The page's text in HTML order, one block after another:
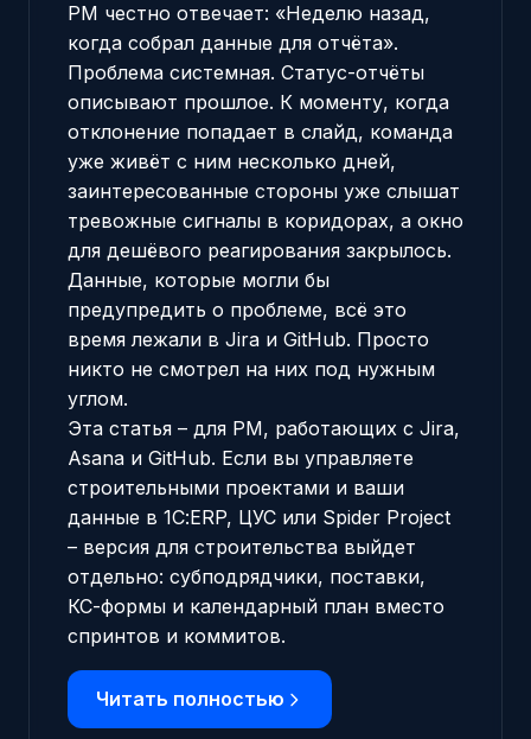
PM честно отвечает: «Неделю назад,
когда собрал данные для отчёта».
Проблема системная. Статус-отчёты
описывают прошлое. К моменту, когда
отклонение попадает в слайд, команда
уже живёт с ним несколько дней,
заинтересованные стороны уже слышат
тревожные сигналы в коридорах, а окно
для дешёвого реагирования закрылось.
Данные, которые могли бы
предупредить о проблеме, всё это
время лежали в Jira и GitHub. Просто
никто не смотрел на них под нужным
углом.
Эта статья – для PM, работающих с Jira,
Asana и GitHub. Если вы управляете
строительными проектами и ваши
данные в 1С:ERP, ЦУС или Spider Project
– версия для строительства выйдет
отдельно: субподрядчики, поставки,
КС-формы и календарный план вместо
спринтов и коммитов.
Читать полностью